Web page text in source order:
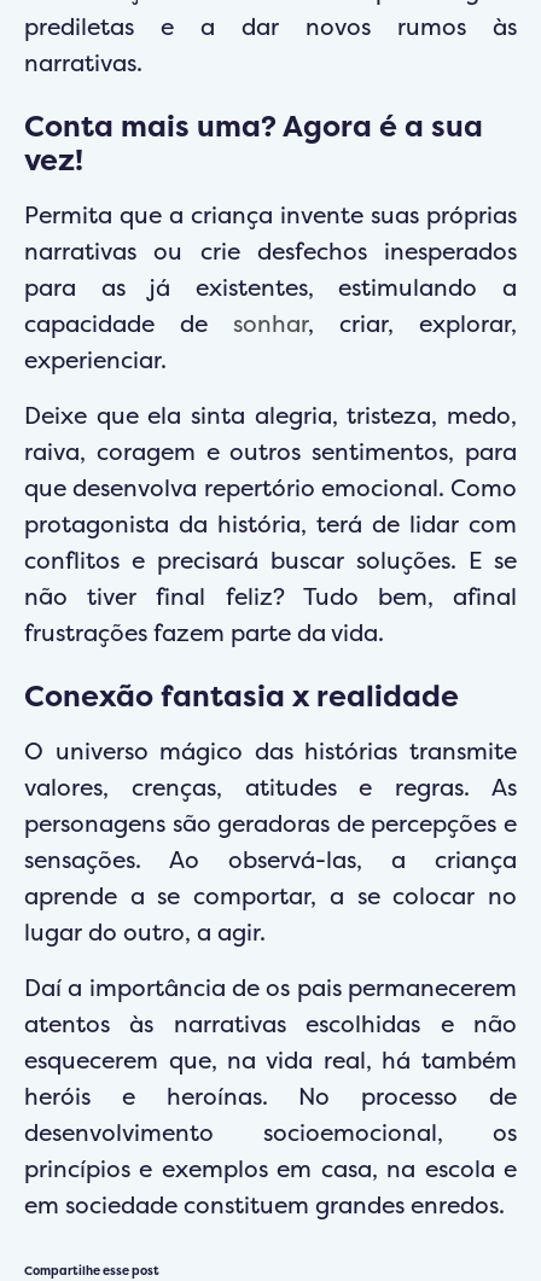
prediletas e a dar novos rumos às
narrativas.
Conta mais uma? Agora é a sua
vez!
Permita que a criança invente suas próprias
narrativas ou crie desfechos inesperados
para as já existentes, estimulando a
capacidade de sonhar, criar, explorar,
experienciar.
Deixe que ela sinta alegria, tristeza, medo,
raiva, coragem e outros sentimentos, para
que desenvolva repertório emocional. Como
protagonista da história, terá de lidar com
conflitos e precisará buscar soluções. E se
não tiver final feliz? Tudo bem, afinal
frustrações fazem parte da vida.
Conexão fantasia x realidade
O universo mágico das histórias transmite
valores, crenças, atitudes e regras. As
personagens são geradoras de percepções e
sensações. Ao observá-las, a criança
aprende a se comportar, a se colocar no
lugar do outro, a agir.
Daí a importância de os pais permanecerem
atentos às narrativas escolhidas e não
esquecerem que, na vida real, há também
heróis e heroínas. No processo de
desenvolvimento socioemocional, os
princípios e exemplos em casa, na escola e
em sociedade constituem grandes enredos.
Compartilhe esse post